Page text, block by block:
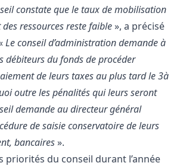
constate que le taux de mobilisation
ressources reste faible», a précisé
Le conseil d’administration demande à
débiteurs du fonds de procéder
de leurs taxes au plus tard le 3à
outre les pénalités qui leurs seront
demande au directeur général
de saisie conservatoire de leurs
bancaires».
priorités du conseil durant l’année